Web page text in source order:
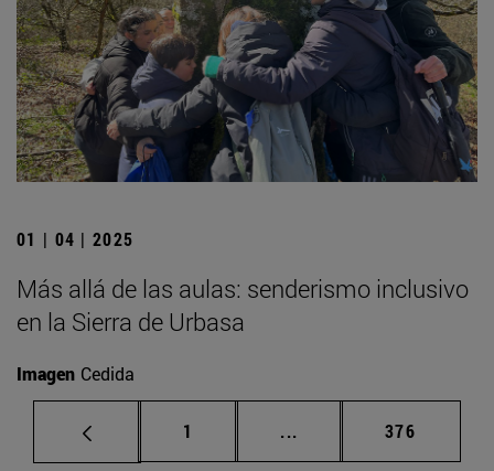
01 | 04 | 2025
Más allá de las aulas: senderismo inclusivo
en la Sierra de Urbasa
Imagen Cedida
Página
1 ... Páginas intermedias
Página
376